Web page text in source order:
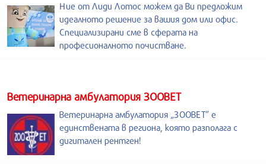
Ние от Лиди Лотос можем да Ви предложим
идеалното решение за вашия дом или офис.
Специализирани сме в сферата на
професионалното почистване.
Ветеринарна амбулатория ЗООВЕТ
Ветеринарна амбулатория „ЗООВЕТ” е
единствената в региона, която разполага с
дигитален рентген!